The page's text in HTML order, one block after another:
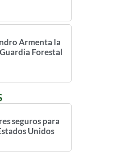
Armenta la
Forestal
seguros para
Unidos